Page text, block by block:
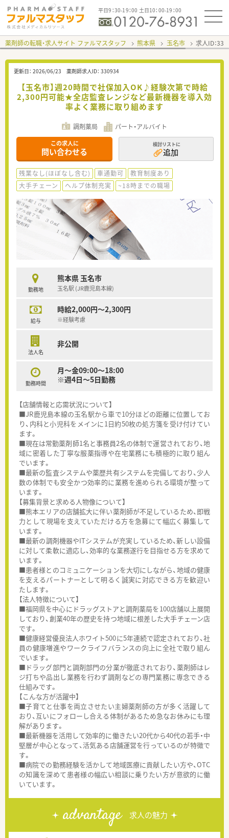
平日9：30-19：00 土日10：00-19：00
薬剤師の転職・求人サイト ファルマスタッフ 熊本県 玉名市 求人ID：
更新日： 2026/06/23 薬剤師求人ID： 330934
【玉名市】週20時間で社保加入OK♪経験次第で時給
2,300円可能★全店監査レンジなど最新機器を導入効
率よく業務に取り組めます
調剤薬局 パート・アルバイト
この求人に
問い合わせる
検討リストに
追加
残業なし(ほぼなし含む) 車通勤可
教育制度あり
大手チェーン
ヘルプ体制充実 ~18時までの職場
勤務地
熊本県 玉名市
玉名駅 (JR鹿児島本線)
給与
時給2,000円～2,300円
※経験考慮
法人名
非公開
勤務時間
月～金09:00～18:00
※週4日～5日勤務
【店舗情報と応需状況について】
■JR鹿児島本線の玉名駅から車で10分ほどの距離に位置してお
り、内科と小児科をメインに1日約50枚の処方箋を受け付けてい
ます。
■現在は常勤薬剤師1名と事務員2名の体制で運営されており、地
域に密着した丁寧な服薬指導や在宅業務にも積極的に取り組ん
でいます。
■最新の監査システムや薬歴共有システムを完備しており、少人
数の体制でも安全かつ効率的に業務を進められる環境が整って
います。
【募集背景と求める人物像について】
■熊本エリアの店舗拡大に伴い薬剤師が不足しているため、即戦
力として現場を支えていただける方を急募にて幅広く募集して
います。
■最新の調剤機器やITシステムが充実しているため、新しい設備
に対して柔軟に適応し、効率的な業務遂行を目指せる方を求めて
います。
■患者様とのコミュニケーションを大切にしながら、地域の健康
を支えるパートナーとして明るく誠実に対応できる方を歓迎い
たします。
【法人特徴について】
■福岡県を中心にドラッグストアと調剤薬局を100店舗以上展開
しており、創業40年の歴史を持つ地域に根差した大手チェーン店
です。
■健康経営優良法人ホワイト500に5年連続で認定されており、社
員の健康増進やワークライフバランスの向上に全社で取り組ん
でいます。
■ドラッグ部門と調剤部門の分業が徹底されており、薬剤師はレ
ジ打ちや品出し業務を行わず調剤などの専門業務に専念できる
仕組みです。
【こんな方が活躍中】
■子育てと仕事を両立させたい主婦薬剤師の方が多く活躍して
おり、互いにフォローし合える体制があるため急なお休みにも理
解があります。
■最新機器を活用して効率的に働きたい20代から40代の若手・中
堅層が中心となって、活気ある店舗運営を行っているのが特徴で
す。
■病院での勤務経験を活かして地域医療に貢献したい方や、OTC
の知識を深めて患者様の幅広い相談に乗りたい方が意欲的に働
いています。
advantage 求人の魅力